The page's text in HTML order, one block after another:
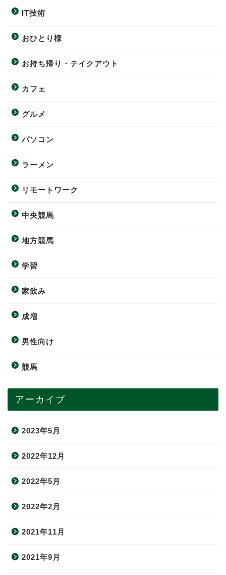
IT技術
おひとり様
お持ち帰り・テイクアウト
カフェ
グルメ
パソコン
ラーメン
リモートワーク
中央競馬
地方競馬
学習
家飲み
成増
男性向け
競馬
アーカイブ
2023年5月
2022年12月
2022年5月
2022年2月
2021年11月
2021年9月